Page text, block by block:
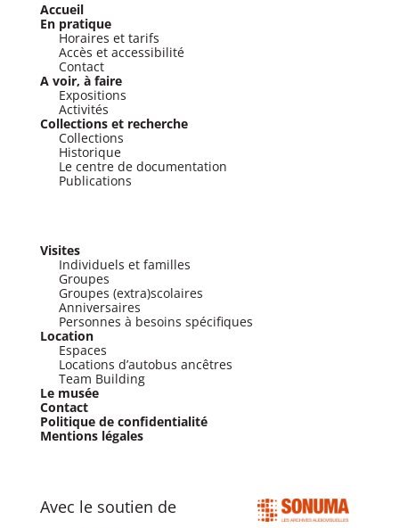
Accueil
En pratique
Horaires et tarifs
Accès et accessibilité
Contact
A voir, à faire
Expositions
Activités
Collections et recherche
Collections
Historique
Le centre de documentation
Publications
Visites
Individuels et familles
Groupes
Groupes (extra)scolaires
Anniversaires
Personnes à besoins spécifiques
Location
Espaces
Locations d’autobus ancêtres
Team Building
Le musée
Contact
Politique de confidentialité
Mentions légales
Avec le soutien de